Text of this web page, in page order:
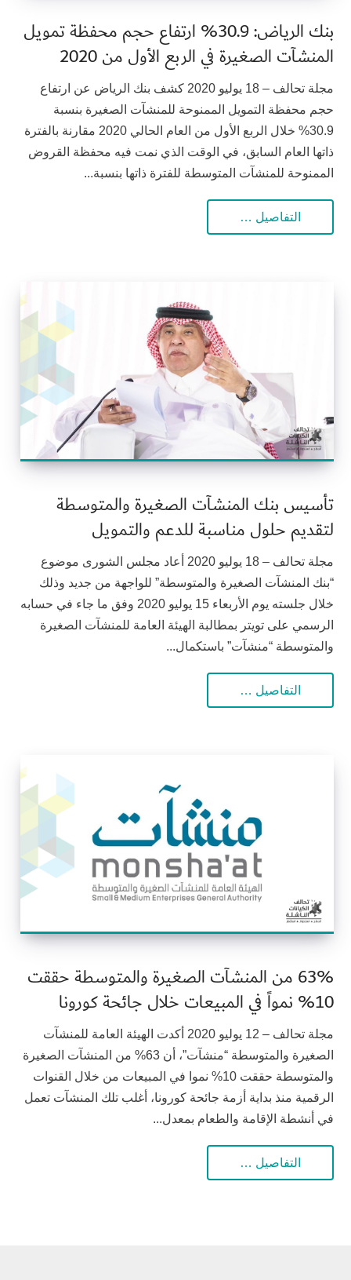
بنك الرياض: 30.9% ارتفاع حجم محفظة تمويل
المنشآت الصغيرة في الربع الأول من 2020
مجلة تحالف – 18 يوليو 2020 كشف بنك الرياض عن ارتفاع
حجم محفظة التمويل الممنوحة للمنشآت الصغيرة بنسبة
30.9% خلال الربع الأول من العام الحالي 2020 مقارنة بالفترة
ذاتها العام السابق، في الوقت الذي نمت فيه محفظة القروض
الممنوحة للمنشآت المتوسطة للفترة ذاتها بنسبة...
التفاصيل …
تأسيس بنك المنشآت الصغيرة والمتوسطة
لتقديم حلول مناسبة للدعم والتمويل
مجلة تحالف – 18 يوليو 2020 أعاد مجلس الشورى موضوع
“بنك المنشآت الصغيرة والمتوسطة” للواجهة من جديد وذلك
خلال جلسته يوم الأربعاء 15 يوليو 2020 وفق ما جاء في حسابه
الرسمي على تويتر بمطالبة الهيئة العامة للمنشآت الصغيرة
والمتوسطة “منشآت” باستكمال...
التفاصيل …
63% من المنشآت الصغيرة والمتوسطة حققت
10% نمواً في المبيعات خلال جائحة كورونا
مجلة تحالف – 12 يوليو 2020 أكدت الهيئة العامة للمنشآت
الصغيرة والمتوسطة “منشآت”، أن 63% من المنشآت الصغيرة
والمتوسطة حققت 10% نموا في المبيعات من خلال القنوات
الرقمية منذ بداية أزمة جائحة كورونا، أغلب تلك المنشآت تعمل
في أنشطة الإقامة والطعام بمعدل...
التفاصيل …